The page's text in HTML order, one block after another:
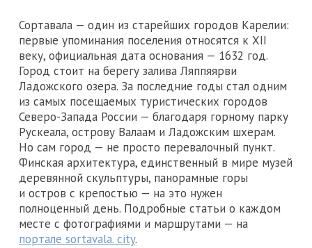
Сортавала — один из старейших городов Карелии:
первые упоминания поселения относятся к XII
веку, официальная дата основания — 1632 год.
Город стоит на берегу залива Ляппяярви
Ладожского озера. За последние годы стал одним
из самых посещаемых туристических городов
Северо-Запада России — благодаря горному парку
Рускеала, острову Валаам и Ладожским шхерам.
Но сам город — не просто перевалочный пункт.
Финская архитектура, единственный в мире музей
деревянной скульптуры, панорамные горы
и остров с крепостью — на это нужен
полноценный день. Подробные статьи о каждом
месте с фотографиями и маршрутами — на
портале sortavala. city.